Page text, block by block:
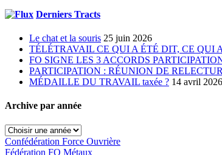
Derniers Tracts
Le chat et la souris 25 juin 2026
TÉLÉTRAVAIL CE QUI A ÉTÉ DIT, CE QUI
FO SIGNE LES 3 ACCORDS
PARTICIPATION : RÉUNION DE
MÉDAILLE DU TRAVAIL taxée ? 14 avril 2026
Archive par année
Confédération Force Ouvrière
Fédération FO Métaux